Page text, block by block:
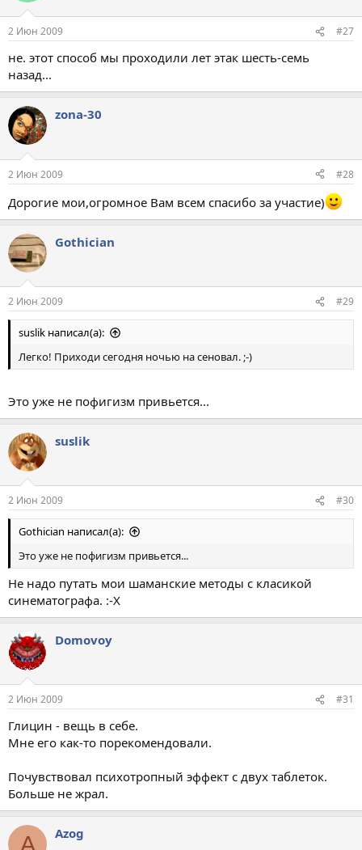
2 Июн 2009 #27
не. этот способ мы проходили лет этак шесть-семь
назад...
zona-30
2 Июн 2009 #28
Дорогие мои,огромное Вам всем спасибо за участие)
Gothician
2 Июн 2009 #29
suslik написал(а):
Легко! Приходи сегодня ночью на сеновал. ;-)
Это уже не пофигизм привьется...
suslik
2 Июн 2009 #30
Gothician написал(а):
Это уже не пофигизм привьется...
Не надо путать мои шаманские методы с класикой
синематографа. :-X
Domovoy
2 Июн 2009 #31
Глицин - вещь в себе.
Мне его как-то порекомендовали.
Почувствовал психотропный эффект с двух таблеток.
Больше не жрал.
A Azog